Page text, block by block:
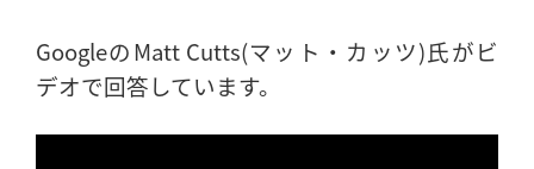
GoogleのMatt Cutts(マット・カッツ)氏がビ
デオで回答しています。